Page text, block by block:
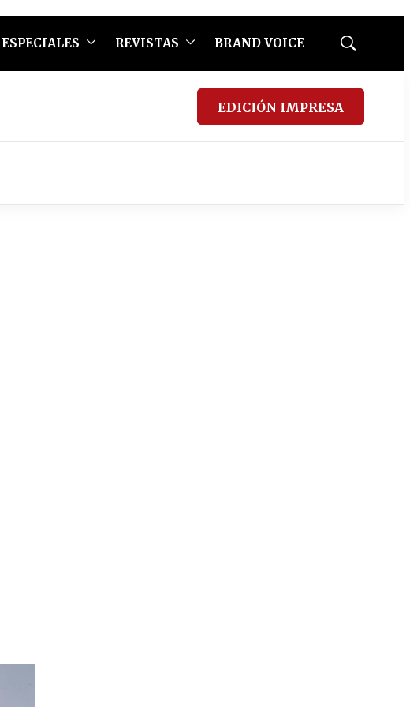
ESPECIALES REVISTAS BRAND VOICE
Mostrar
EDICIÓN IMPRESA